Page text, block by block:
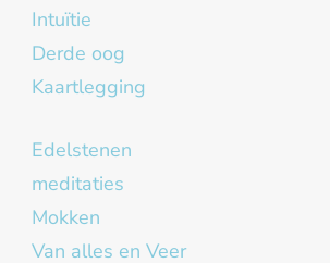
Intuïtie
Derde oog
Kaartlegging
Edelstenen
meditaties
Mokken
Van alles en Veer